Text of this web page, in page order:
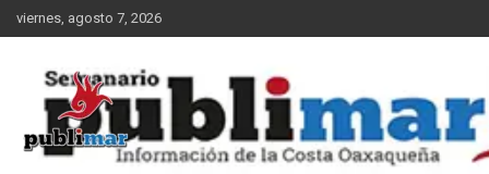
Saltar
al
viernes, agosto 7, 2026